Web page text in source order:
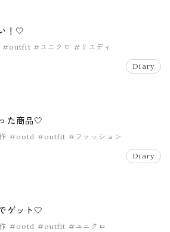
！🤍
#outfit #ユニクロ #リエディ
Diary
た商品🤍
#ootd #outfit #ファッション
Diary
ゲット🤍
#ootd #outfit #ユニクロ